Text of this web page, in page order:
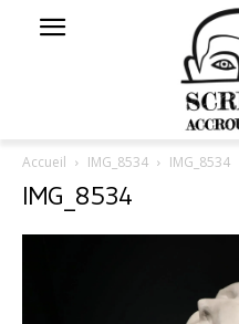
Accueil IMG_8534 IMG_8534
IMG_8534